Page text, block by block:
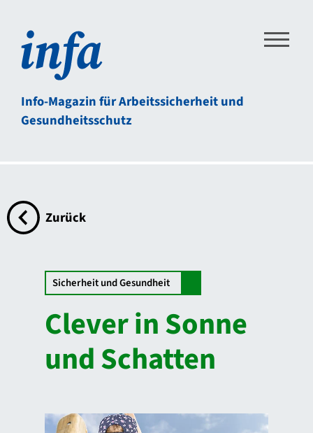
Info-Magazin für Arbeitssicherheit und
Gesundheitsschutz
Zurück
zur Übersichtsseite
Sicherheit und Gesundheit
Clever in Sonne
und Schatten